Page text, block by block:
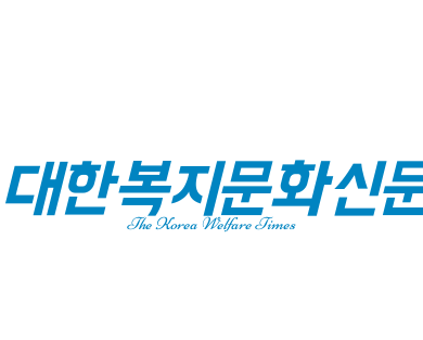
대한복지문화신
The Korea Welfare Times